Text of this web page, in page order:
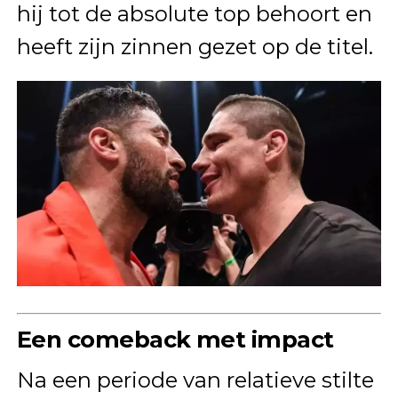
hij tot de absolute top behoort en
heeft zijn zinnen gezet op de titel.
Een comeback met impact
Na een periode van relatieve stilte